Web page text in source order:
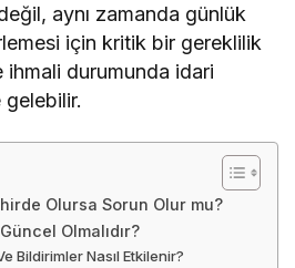
aynı zamanda günlük
için kritik bir gereklilik
durumunda idari
gelebilir.
Olursa Sorun Olur mu?
Olmalıdır?
Bildirimler Nasıl Etkilenir?